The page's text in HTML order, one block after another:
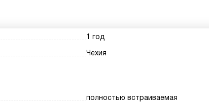
1 год
Чехия
полностью встраиваемая